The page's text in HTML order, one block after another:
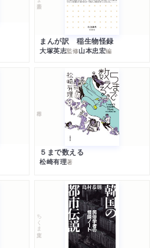
まんが訳 稲生物怪録
大塚英志監修山本忠宏編
５まで数える
松崎有理著
ちくま文庫